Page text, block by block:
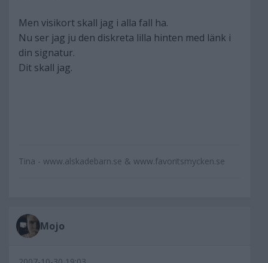
Men visikort skall jag i alla fall ha.
Nu ser jag ju den diskreta lilla hinten med länk i
din signatur.
Dit skall jag.
Tina - www.alskadebarn.se & www.favoritsmycken.se
Mojo